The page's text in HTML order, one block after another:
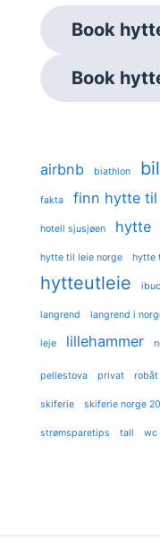
Book
Book
airbnb biathlon
fakta finn hytte til
hotell sjusjøen hytte
hytte til leie norge hytte
hytteutleie
langrend langrend i
leje lillehammer
pellestova privat robåt
skiferie skiferie norge
strømsparetips tall wc